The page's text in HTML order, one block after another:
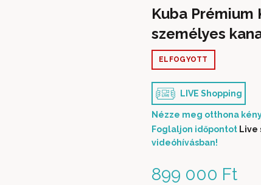
Kuba
személyes
899 000 Ft
ELFOGYOTT
LIVE Shopping
Nézze meg otthona
Foglaljon időpontot Live
videóhívásban!